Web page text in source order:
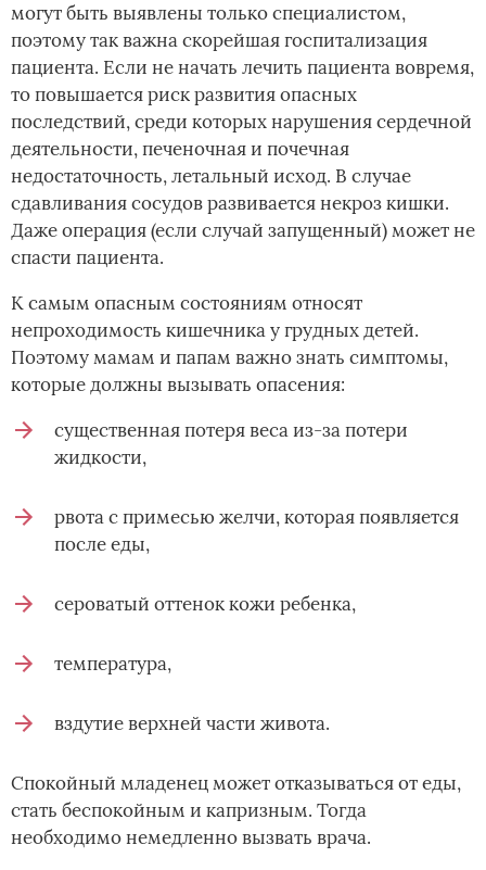
могут быть выявлены только специалистом,
поэтому так важна скорейшая госпитализация
пациента. Если не начать лечить пациента вовремя,
то повышается риск развития опасных
последствий, среди которых нарушения сердечной
деятельности, печеночная и почечная
недостаточность, летальный исход. В случае
сдавливания сосудов развивается некроз кишки.
Даже операция (если случай запущенный) может не
спасти пациента.
К самым опасным состояниям относят
непроходимость кишечника у грудных детей.
Поэтому мамам и папам важно знать симптомы,
которые должны вызывать опасения:
существенная потеря веса из-за потери
жидкости,
рвота с примесью желчи, которая появляется
после еды,
сероватый оттенок кожи ребенка,
температура,
вздутие верхней части живота.
Спокойный младенец может отказываться от еды,
стать беспокойным и капризным. Тогда
необходимо немедленно вызвать врача.